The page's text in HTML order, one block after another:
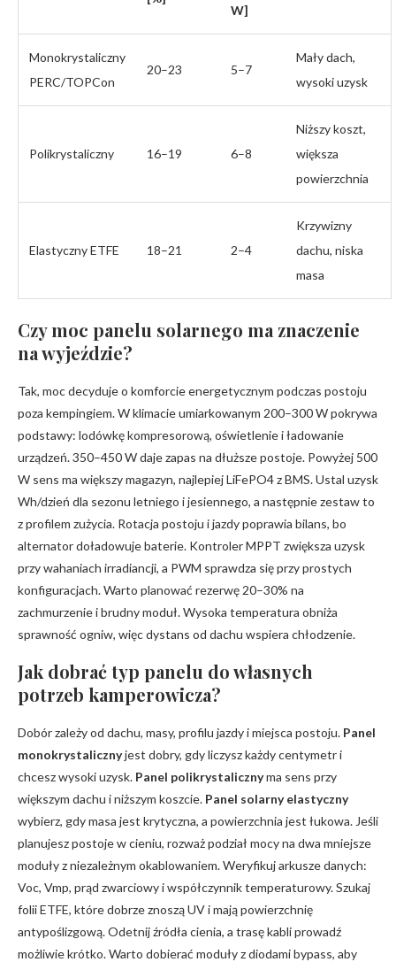
W]
Monokrystaliczny
PERC/TOPCon
20–23 5–7
Mały dach,
wysoki uzysk
Polikrystaliczny 16–19 6–8
Niższy koszt,
większa
powierzchnia
Elastyczny ETFE 18–21 2–4
Krzywizny
dachu, niska
masa
Czy moc panelu solarnego ma znaczenie
na wyjeździe?
Tak, moc decyduje o komforcie energetycznym podczas postoju
poza kempingiem. W klimacie umiarkowanym 200–300 W pokrywa
podstawy: lodówkę kompresorową, oświetlenie i ładowanie
urządzeń. 350–450 W daje zapas na dłuższe postoje. Powyżej 500
W sens ma większy magazyn, najlepiej LiFePO4 z BMS. Ustal uzysk
Wh/dzień dla sezonu letniego i jesiennego, a następnie zestaw to
z profilem zużycia. Rotacja postoju i jazdy poprawia bilans, bo
alternator doładowuje baterie. Kontroler MPPT zwiększa uzysk
przy wahaniach irradiancji, a PWM sprawdza się przy prostych
konfiguracjach. Warto planować rezerwę 20–30% na
zachmurzenie i brudny moduł. Wysoka temperatura obniża
sprawność ogniw, więc dystans od dachu wspiera chłodzenie.
Jak dobrać typ panelu do własnych
potrzeb kamperowicza?
Dobór zależy od dachu, masy, profilu jazdy i miejsca postoju. Panel
monokrystalicznyjest dobry, gdy liczysz każdy centymetr i
chcesz wysoki uzysk. Panel polikrystalicznyma sens przy
większym dachu i niższym koszcie. Panel solarny elastyczny
wybierz, gdy masa jest krytyczna, a powierzchnia jest łukowa. Jeśli
planujesz postoje w cieniu, rozważ podział mocy na dwa mniejsze
moduły z niezależnym okablowaniem. Weryfikuj arkusze danych:
Voc, Vmp, prąd zwarciowy i współczynnik temperaturowy. Szukaj
folii ETFE, które dobrze znoszą UV i mają powierzchnię
antypoślizgową. Odetnij źródła cienia, a trasę kabli prowadź
możliwie krótko. Warto dobierać moduły z diodami bypass, aby